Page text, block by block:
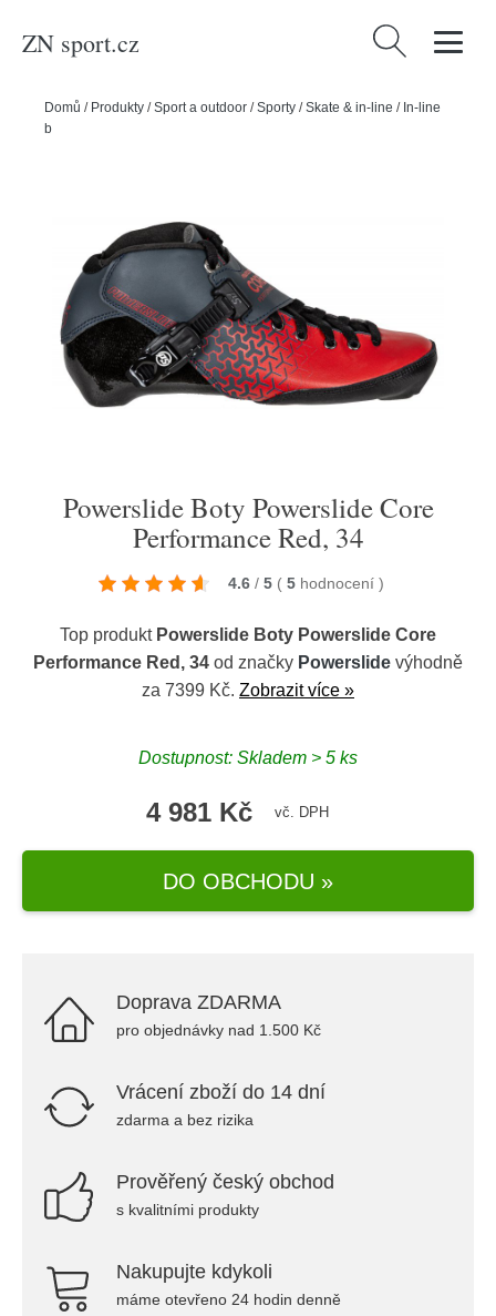
ZN sport.cz Vyhledávání
Domů / Produkty /Sport a outdoor /Sporty /Skate & in-line / In-line
bruslení
Powerslide Boty Powerslide Core
Performance Red, 34
4.6 / 5 ( 5 hodnocení )
Top produkt Powerslide Boty Powerslide Core
Performance Red, 34 od značky Powerslide výhodně
za 7399 Kč. Zobrazit více »
Dostupnost: Skladem > 5 ks
4 981 Kč vč. DPH
DO OBCHODU »
Doprava ZDARMA
pro objednávky nad 1.500 Kč
Vrácení zboží do 14 dní
zdarma a bez rizika
Prověřený český obchod
s kvalitními produkty
Nakupujte kdykoli
máme otevřeno 24 hodin denně